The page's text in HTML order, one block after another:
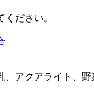
ださい。
アクアライト、野